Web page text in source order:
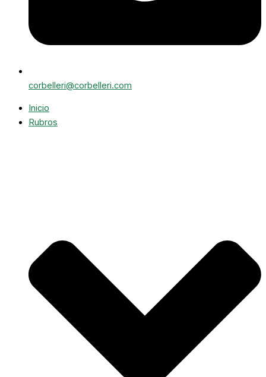
corbelleri@corbelleri.com
Inicio
Rubros